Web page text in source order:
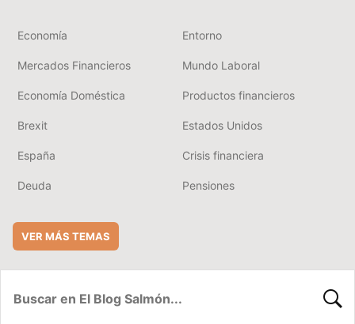
Economía Entorno
Mercados Financieros Mundo Laboral
Economía Doméstica Productos financieros
Brexit Estados Unidos
España Crisis financiera
Deuda Pensiones
VER MÁS TEMAS